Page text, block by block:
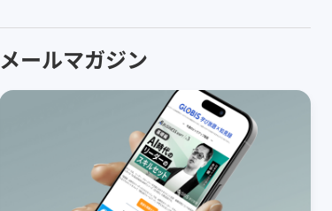
メールマガジン